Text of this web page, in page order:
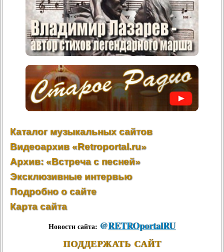
Каталог музыкальных сайтов
Видеоархив «Retroportal.ru»
Архив: «Встреча с песней»
Эксклюзивные интервью
Подробно о сайте
Карта сайта
Новости сайта: @RETROportalRU
ПОДДЕРЖАТЬ САЙТ